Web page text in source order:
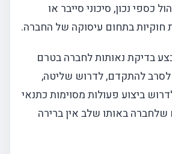
כספי נכון, סיכוני סייבר או
חוקיות בתחום עיסוקה של החברה.
בדיקת נאותות לחברה בטרם
להתקדם, לדרוש שליטה,
ביצוע פעולות מסוימות כתנאי
באותו שלב אין ברירה